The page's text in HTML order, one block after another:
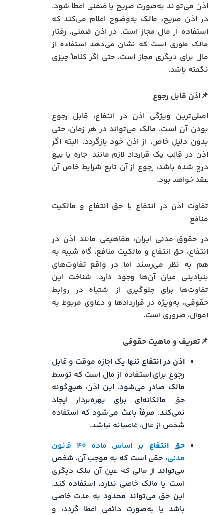
اذن می‌تواند به‌صورت صریح یا ضمنی اعطا شود.
در اذن صریح، مالک به‌وضوح اعلام می‌کند که
استفاده از مال مجاز است. در اذن ضمنی، رفتار
مالک طوری است که نشان می‌دهد استفاده از
مال برای دیگری مجاز است، حتی اگر کلاماً چیزی
نگفته باشد.
📌اذن قابل رجوع
اصلی‌ترین ویژگی اذن در انتفاع، قابل رجوع
بودن آن است. مالک می‌تواند در هر زمان، حتی
بدون دلیل خاص، از اذن خود بازگردد. البته اگر
اذن در قالب یک قرارداد لازم مانند اجاره یا بیع
درج شده باشد، رجوع از آن تابع شرایط خاص آن
عقد خواهد بود.
تفاوت اذن در انتفاع با حق انتفاع و مالکیت
منافع
در حقوق مدنی ایران، مفاهیمی مانند اذن در
انتفاع، حق انتفاع و مالکیت منافع، گاه شبیه به
هم به نظر می‌رسند اما در واقع تفاوت‌های
بنیادینی میان آن‌ها وجود دارد. شناخت این
تفاوت‌ها برای جلوگیری از اشتباه در روابط
حقوقی، به‌ویژه در قراردادها و دعاوی مربوط به
اموال، ضروری است.
📌تعریف و ماهیت حقوقی
اذن در انتفاع تنها یک اجازه موقت و قابل
رجوع برای استفاده از مال است که توسط
مالک صادر می‌شود. این اذن، هیچ‌گونه
حق مالکانه‌ای برای بهره‌بردار ایجاد
نمی‌کند. صرفاً باعث می‌شود که استفاده
شخص از مال، غاصبانه نباشد.
حق انتفاع
بر اساس ماده ۴۰ قانون
مدنی، حقی است که به موجب آن، شخص
می‌تواند از مالی که عین آن ملک دیگری
است یا مالک خاصی ندارد، استفاده کند.
این حق می‌تواند محدود به مدت خاصی
باشد یا به‌صورت دائمی اعطا گردد، و